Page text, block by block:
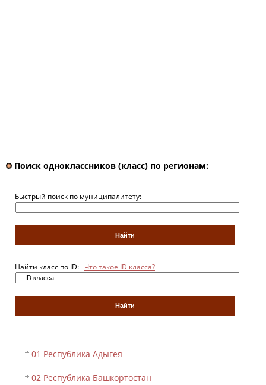
Поиск одноклассников (класс) по регионам:
Быстрый поиск по муниципалитету:
Найти класс по ID: Что такое ID класса?
01 Республика Адыгея
02 Республика Башкортостан